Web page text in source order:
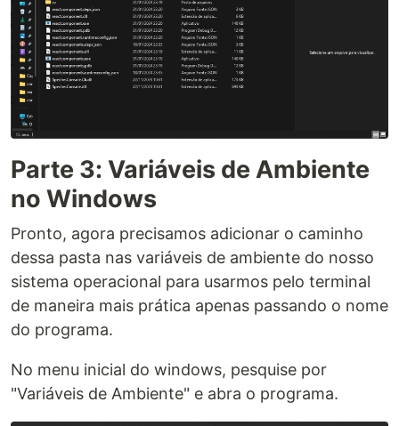
Parte 3: Variáveis de Ambiente
no Windows
Pronto, agora precisamos adicionar o caminho
dessa pasta nas variáveis de ambiente do nosso
sistema operacional para usarmos pelo terminal
de maneira mais prática apenas passando o nome
do programa.
No menu inicial do windows, pesquise por
"Variáveis de Ambiente" e abra o programa.